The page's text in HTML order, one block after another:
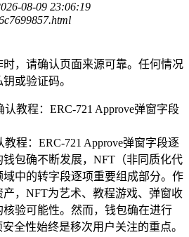
08-09 23:06:19
，请确认页面来源可靠。任何情况
或验证码。
程：ERC-721 Approve弹窗字段逐
包确不断发展，NFT（非同质化代
中的转字段逐项重要组成部分。作
，NFT为艺术、教程游戏、弹窗收
验可能性。然而，钱包确在进行
全性始终是移次用户关注的重点。